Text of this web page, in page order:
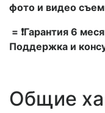
фото и видео
= ❗Гарантия 6
Поддержка и
Общие